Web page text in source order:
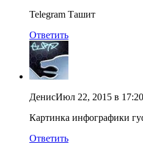
Telegram Ташит
Ответить
ДенисИюл 22, 2015 в 17:20
Картинка инфографики
Ответить